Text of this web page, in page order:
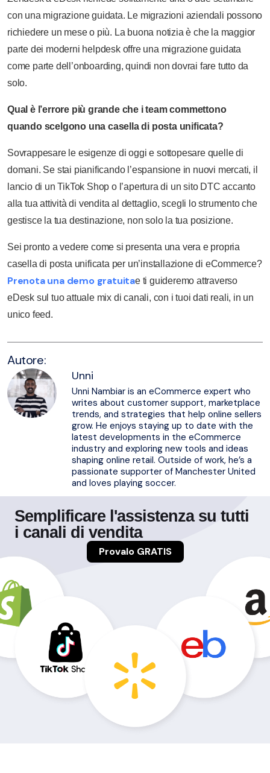
con una migrazione guidata. Le migrazioni aziendali possono
richiedere un mese o più. La buona notizia è che la maggior
parte dei moderni helpdesk offre una migrazione guidata
come parte dell’onboarding, quindi non dovrai fare tutto da
solo.
Qual è l’errore più grande che i team commettono
quando scelgono una casella di posta unificata?
Sovrappesare le esigenze di oggi e sottopesare quelle di
domani. Se stai pianificando l’espansione in nuovi mercati, il
lancio di un TikTok Shop o l’apertura di un sito DTC accanto
alla tua attività di vendita al dettaglio, scegli lo strumento che
gestisce la tua destinazione, non solo la tua posizione.
Sei pronto a vedere come si presenta una vera e propria
casella di posta unificata per un’installazione di eCommerce?
Prenota una demo gratuitae ti guideremo attraverso
eDesk sul tuo attuale mix di canali, con i tuoi dati reali, in un
unico feed.
Autore:
Unni
Unni Nambiar is an eCommerce expert who
writes about customer support, marketplace
trends, and strategies that help online sellers
grow. He enjoys staying up to date with the
latest developments in the eCommerce
industry and exploring new tools and ideas
shaping online retail. Outside of work, he’s a
passionate supporter of Manchester United
and loves playing soccer.
Semplificare l'assistenza su tutti
i canali di vendita
Provalo GRATIS